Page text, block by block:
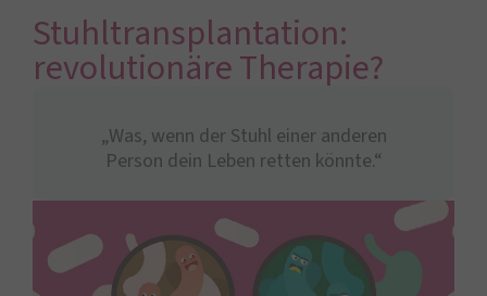
Stuhltransplantation:
revolutionäre Therapie?
„Was, wenn der Stuhl einer anderen
Person dein Leben retten könnte.“